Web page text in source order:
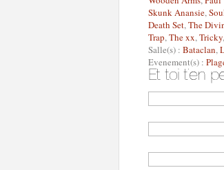
Skunk Anansie,
Death Set,The
Trap,The xx,Tricky,
Salle(s) : Bataclan,
Evenement(s) :